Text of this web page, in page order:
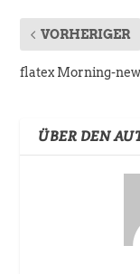
VORHERIGER
flatex Morning-
ÜBER DEN